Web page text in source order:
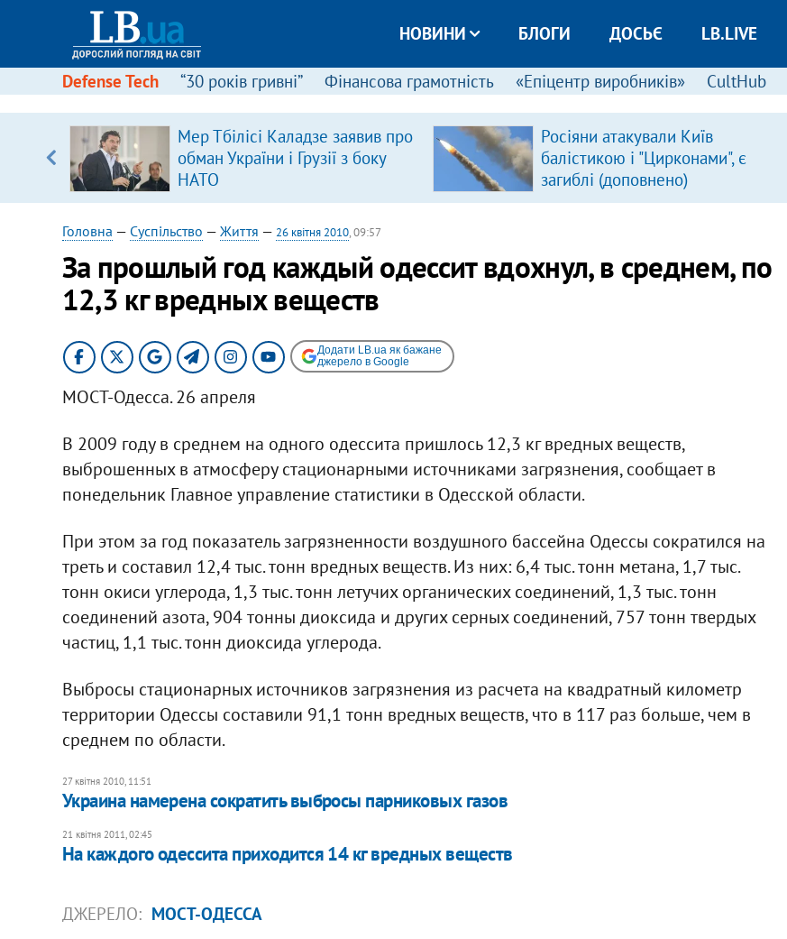
НОВИНИ БЛОГИ ДОСЬЄ LB.LIVE
Defense Tech “30 років гривні” Фінансова грамотність «Епіцентр виробників» CultHub
Мер Тбілісі Каладзе заявив про
обман України і Грузії з боку
НАТО
Росіяни атакували Київ
балістикою і "Цирконами", є
загиблі (доповнено)
Головна — Суспільство — Життя — 26 квітня 2010, 09:57
За прошлый год каждый одессит вдохнул, в среднем, по
12,3 кг вредных веществ
Додати LB.ua як бажане
джерело в Google
МОСТ-Одесса. 26 апреля
В 2009 году в среднем на одного одессита пришлось 12,3 кг вредных веществ,
выброшенных в атмосферу стационарными источниками загрязнения, сообщает в
понедельник Главное управление статистики в Одесской области.
При этом за год показатель загрязненности воздушного бассейна Одессы сократился на
треть и составил 12,4 тыс. тонн вредных веществ. Из них: 6,4 тыс. тонн метана, 1,7 тыс.
тонн окиси углерода, 1,3 тыс. тонн летучих органических соединений, 1,3 тыс. тонн
соединений азота, 904 тонны диоксида и других серных соединений, 757 тонн твердых
частиц, 1,1 тыс. тонн диоксида углерода.
Выбросы стационарных источников загрязнения из расчета на квадратный километр
территории Одессы составили 91,1 тонн вредных веществ, что в 117 раз больше, чем в
среднем по области.
27 квітня 2010, 11:51
Украина намерена сократить выбросы парниковых газов
21 квітня 2011, 02:45
На каждого одессита приходится 14 кг вредных веществ
ДЖЕРЕЛО: МОСТ-ОДЕССА